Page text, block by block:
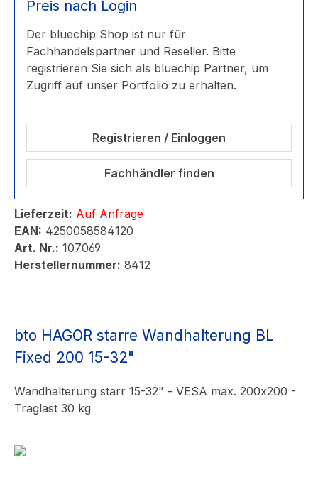
Preis nach Login
Der bluechip Shop ist nur für
Fachhandelspartner und Reseller. Bitte
registrieren Sie sich als bluechip Partner, um
Zugriff auf unser Portfolio zu erhalten.
Registrieren / Einloggen
Fachhändler finden
Lieferzeit: Auf Anfrage
EAN: 4250058584120
Art. Nr.: 107069
Herstellernummer: 8412
bto HAGOR starre Wandhalterung BL
Fixed 200 15-32"
Wandhalterung starr 15-32" - VESA max. 200x200 -
Traglast 30 kg